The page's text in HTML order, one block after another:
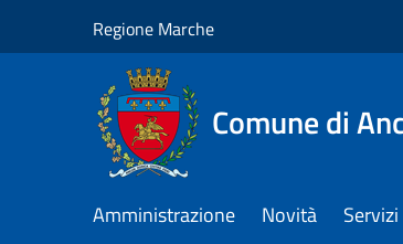
Regione Marche
Comune di
Amministrazione Novità Servizi